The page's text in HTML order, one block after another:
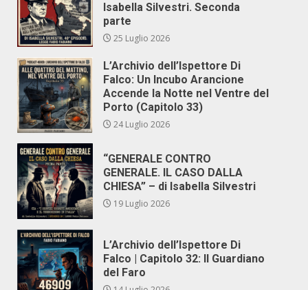
Isabella Silvestri. Seconda
parte
25 Luglio 2026
L’Archivio dell’Ispettore Di
Falco: Un Incubo Arancione
Accende la Notte nel Ventre del
Porto (Capitolo 33)
24 Luglio 2026
“GENERALE CONTRO
GENERALE. IL CASO DALLA
CHIESA” – di Isabella Silvestri
19 Luglio 2026
L’Archivio dell’Ispettore Di
Falco | Capitolo 32: Il Guardiano
del Faro